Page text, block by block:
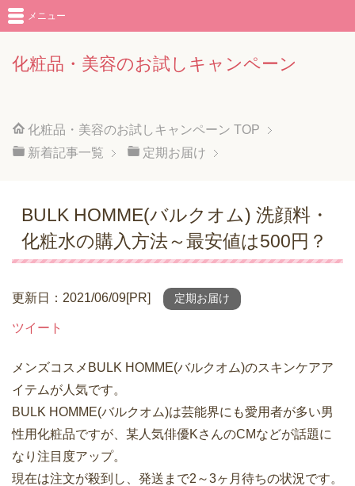
化粧品・美容のお試しキャンペーン
メニュー
化粧品・美容のお試しキャンペーン TOP
新着記事一覧
定期お届け
BULK HOMME(バルクオム) 洗顔料・
化粧水の購入方法～最安値は500円？
更新日：2021/06/09[PR] 定期お届け
ツイート
メンズコスメBULK HOMME(バルクオム)のスキンケアア
イテムが人気です。
BULK HOMME(バルクオム)は芸能界にも愛用者が多い男
性用化粧品ですが、某人気俳優KさんのCMなどが話題に
なり注目度アップ。
現在は注文が殺到し、発送まで2～3ヶ月待ちの状況です。